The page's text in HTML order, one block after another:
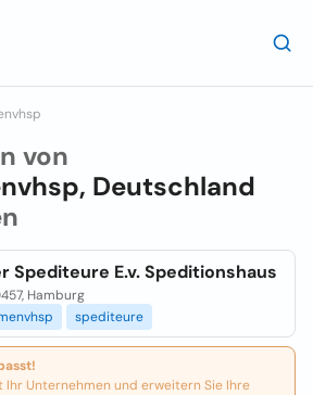
von
Deutschland
Spediteure E.v. Speditionshaus
Hamburg
spediteure
Ihr Unternehmen und erweitern Sie Ihre